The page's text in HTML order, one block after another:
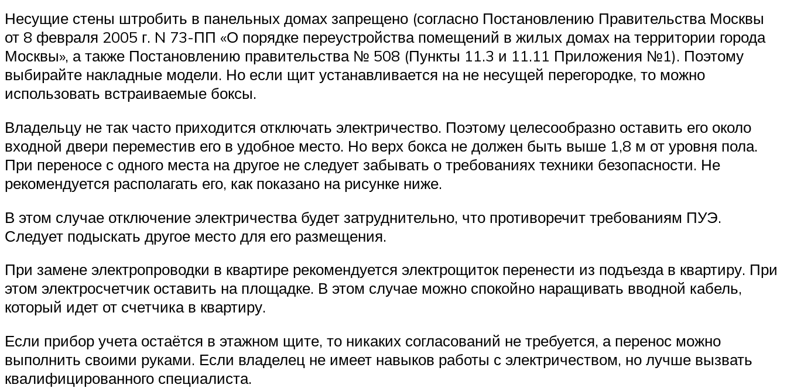
Несущие стены штробить в панельных домах запрещено (согласно Постановлению Правительства Москвы
от 8 февраля 2005 г. N 73-ПП «О порядке переустройства помещений в жилых домах на территории города
Москвы», а также Постановлению правительства № 508 (Пункты 11.3 и 11.11 Приложения №1). Поэтому
выбирайте накладные модели. Но если щит устанавливается на не несущей перегородке, то можно
использовать встраиваемые боксы.
Владельцу не так часто приходится отключать электричество. Поэтому целесообразно оставить его около
входной двери переместив его в удобное место. Но верх бокса не должен быть выше 1,8 м от уровня пола.
При переносе с одного места на другое не следует забывать о требованиях техники безопасности. Не
рекомендуется располагать его, как показано на рисунке ниже.
В этом случае отключение электричества будет затруднительно, что противоречит требованиям ПУЭ.
Следует подыскать другое место для его размещения.
При замене электропроводки в квартире рекомендуется электрощиток перенести из подъезда в квартиру. При
этом электросчетчик оставить на площадке. В этом случае можно спокойно наращивать вводной кабель,
который идет от счетчика в квартиру.
Если прибор учета остаётся в этажном щите, то никаких согласований не требуется, а перенос можно
выполнить своими руками. Если владелец не имеет навыков работы с электричеством, но лучше вызвать
квалифицированного специалиста.